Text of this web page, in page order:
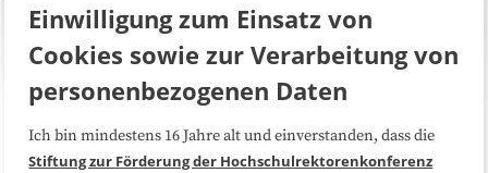
Über uns FAQ
Einwilligung zum Einsatz von
Cookies sowie zur Verarbeitung von
personenbezogenen Daten
Ich bin mindestens 16 Jahre alt und einverstanden, dass die
Stiftung zur Förderung der Hochschulrektorenkonferenz